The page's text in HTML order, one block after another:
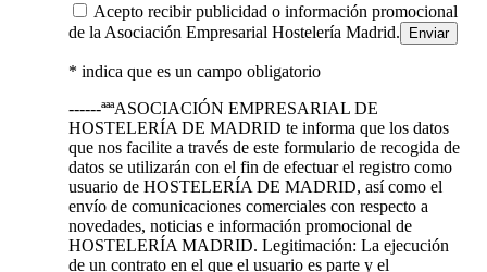
Acepto recibir publicidad o información promocional
de la Asociación Empresarial Hostelería Madrid.
* indica que es un campo obligatorio
------ªªªASOCIACIÓN EMPRESARIAL DE
HOSTELERÍA DE MADRID te informa que los datos
que nos facilite a través de este formulario de recogida de
datos se utilizarán con el fin de efectuar el registro como
usuario de HOSTELERÍA DE MADRID, así como el
envío de comunicaciones comerciales con respecto a
novedades, noticias e información promocional de
HOSTELERÍA MADRID. Legitimación: La ejecución
de un contrato en el que el usuario es parte y el